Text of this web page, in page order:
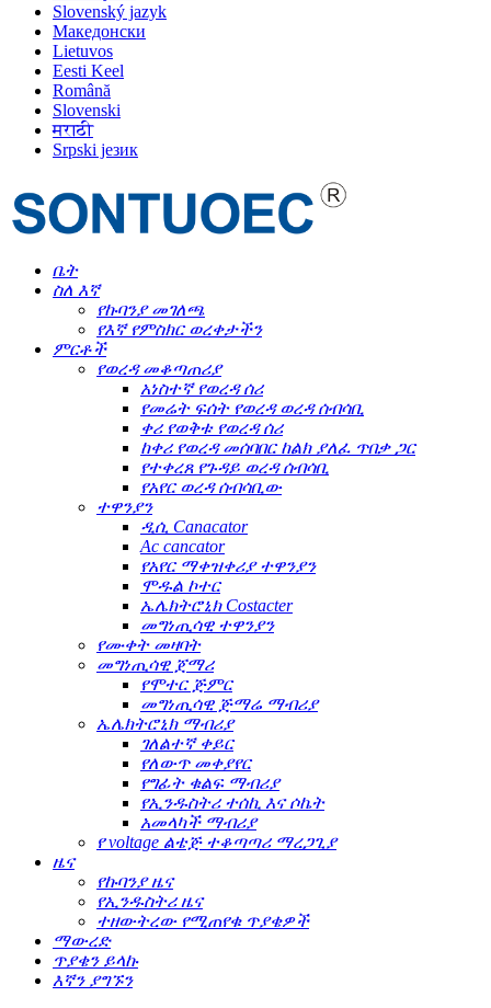
Slovenský jazyk
Македонски
Lietuvos
Eesti Keel
Română
Slovenski
मराठी
Srpski језик
ቤት
ስለ እኛ
የኩባንያ መገለጫ
የእኛ የምስክር ወረቀታችን
ምርቶች
የወረዳ መቆጣጠሪያ
አነስተኛ የወረዳ ሰሪ
የመሬት ፍሰት የወረዳ ወረዳ ሰብሳቢ
ቀሪ የወቅቱ የወረዳ ሰሪ
ከቀሪ የወረዳ መሰባበር ከልክ ያለፈ ጥበቃ ጋር
የተቀረጸ የጉዳይ ወረዳ ሰብሳቢ
የአየር ወረዳ ሰብሳቢው
ተዋንያን
ዲሲ Canacator
Ac cancator
የአየር ማቀዝቀሪያ ተዋንያን
ሞዱል ኮተር
ኤሌክትሮኒክ Costacter
መግነጢሳዊ ተዋንያን
የሙቀት መዛባት
መግነጢሳዊ ጀማሪ
የሞተር ጅምር
መግነጢሳዊ ጅማሬ ማብሪያ
ኤሌክትሮኒክ ማብሪያ
ገለልተኛ ቀይር
የለውጥ መቀያየር
የግፊት ቁልፍ ማብሪያ
የኢንዱስትሪ ተሰኪ እና ሶኬት
አመላካች ማብሪያ
የ voltage ልቴጅ ተቆጣጣሪ ማረጋጊያ
ዜና
የኩባንያ ዜና
የኢንዱስትሪ ዜና
ተዘውትረው የሚጠየቁ ጥያቄዎች
ማውረድ
ጥያቄን ይላኩ
እኛን ያግኙን